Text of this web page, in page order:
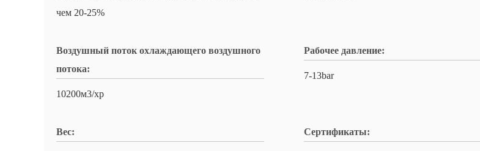
чем 20-25%
Воздушный поток охлаждающего воздушного
потока:
10200м3/хр
Рабочее давление:
7-13bar
Вес: Сертификаты: